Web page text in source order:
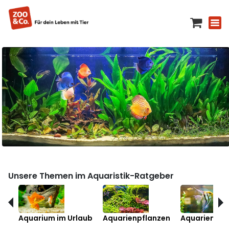
Unsere Themen im Aquaristik-Ratgeber
Aquarium im Urlaub Aquarienpflanzen